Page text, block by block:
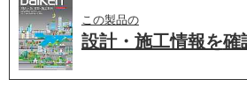
この製品の
設計・施工情報を確